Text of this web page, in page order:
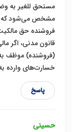
مستحق للغیر به
مشخص می‌شود که
قانون مدنی، اگر
(فروشنده) موظف به
خسارت‌های وارده
پاسخ
حسینی